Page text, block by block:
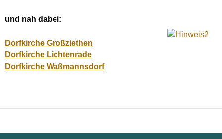
und nah dabei:
Dorfkirche Großziethen
Dorfkirche Lichtenrade
Dorfkirche Waßmannsdorf